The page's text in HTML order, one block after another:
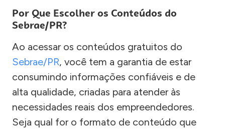
Por Que Escolher os Conteúdos do
Sebrae/PR?
Ao acessar os conteúdos gratuitos do
Sebrae/PR, você tem a garantia de estar
consumindo informações confiáveis e de
alta qualidade, criadas para atender às
necessidades reais dos empreendedores.
Seja qual for o formato de conteúdo que